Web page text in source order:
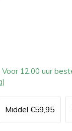
Voor 12.00 uur
Middel €59,95